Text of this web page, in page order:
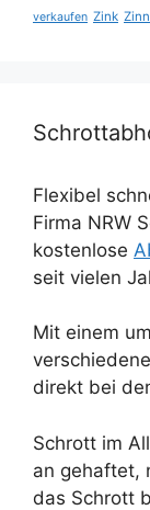
verkaufen Zink Zinn
Flexibel
Firma NRW
kostenlose
seit vielen
Mit einem
direkt bei
Schrott im
an gehaftet,
das Schrott